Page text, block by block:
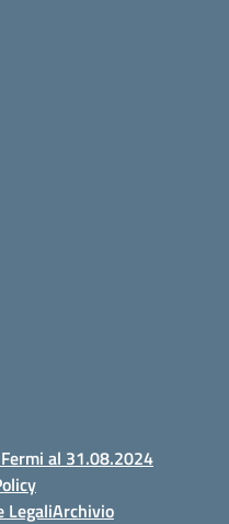
al 31.08.2024
LegaliArchivio